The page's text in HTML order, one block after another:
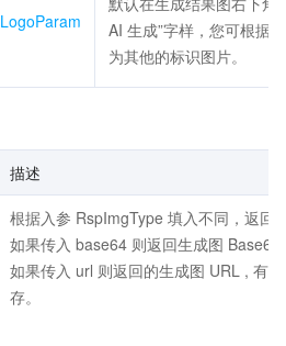
LogoParam
AI 生成”字样，您可根据
为其他的标识图片。
描述
根据入参 RspImgType 填入不同，返回
如果传入 base64 则返回生成图 Base64
如果传入 url 则返回的生成图 URL , 有
存。